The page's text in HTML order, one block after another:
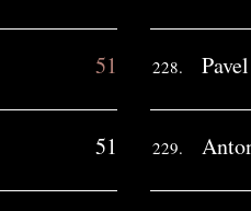
51
51
228.
229.